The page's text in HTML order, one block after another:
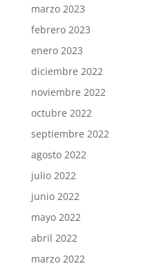
marzo 2023
febrero 2023
enero 2023
diciembre 2022
noviembre 2022
octubre 2022
septiembre 2022
agosto 2022
julio 2022
junio 2022
mayo 2022
abril 2022
marzo 2022